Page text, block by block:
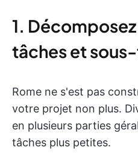
1.
tâches et
Rome ne s'est pas
votre projet non plus.
en plusieurs parties
tâches plus petites.